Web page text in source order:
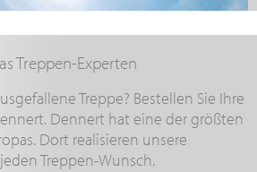
Treppen-Experten
Treppe? Bestellen Sie Ihre
Dennert hat eine der größten
Dort realisieren unsere
Treppen-Wunsch.